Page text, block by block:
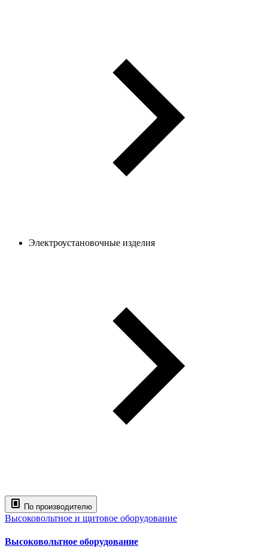
Электроустановочные изделия
По производителю
Высоковольтное и щитовое оборудование
Высоковольтное оборудование